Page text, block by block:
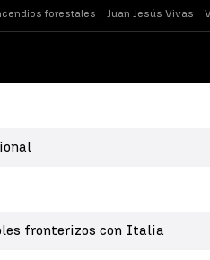
forestales Juan Jesús Vivas
fronterizos con Italia